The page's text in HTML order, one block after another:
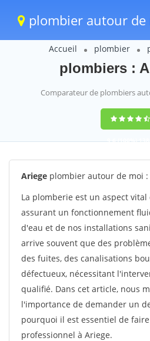
plombier autour de
Accueil plombier
plombiers :
Comparateur de plombiers
9,6(100%)
votes
Ariege plombier autour de moi :
La plomberie est un aspect
assurant un fonctionnement
d'eau et de nos installations
arrive souvent que des
des fuites, des canalisations
défectueux, nécessitant
qualifié. Dans cet article, nous
l'importance de demander un
pourquoi il est essentiel de
professionnel à Ariege.